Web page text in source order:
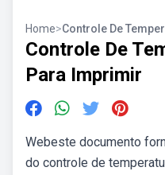
Home>Controle De
Controle De
Para Imprimir
Webeste documento
do controle de